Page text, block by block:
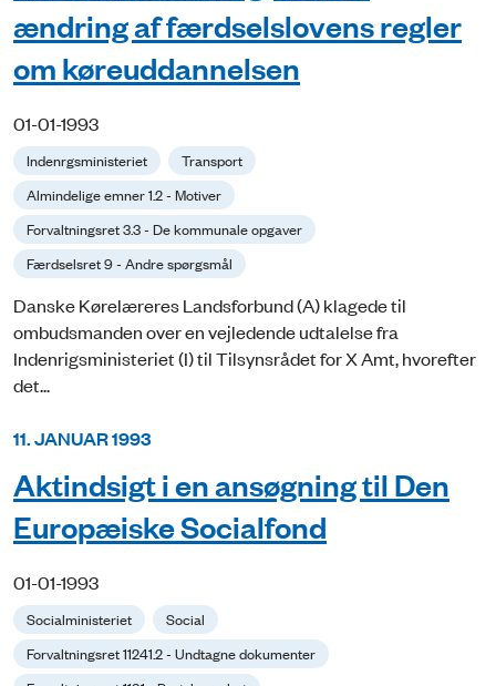
ændring af færdselslovens regler
om køreuddannelsen
01-01-1993
Indenrgsministeriet
Transport
Almindelige emner 1.2 - Motiver
Forvaltningsret 3.3 - De kommunale opgaver
Færdselsret 9 - Andre spørgsmål
Danske Kørelæreres Landsforbund (A) klagede til
ombudsmanden over en vejledende udtalelse fra
Indenrigsministeriet (I) til Tilsynsrådet for X Amt, hvorefter
det...
11. JANUAR 1993
Aktindsigt i en ansøgning til Den
Europæiske Socialfond
01-01-1993
Socialministeriet
Social
Forvaltningsret 11241.2 - Undtagne dokumenter